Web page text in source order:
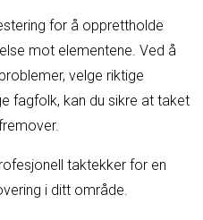
for å opprettholde
mot elementene. Ved å
velge riktige
fagfolk, kan du sikre at taket
taktekker for en
i ditt område.